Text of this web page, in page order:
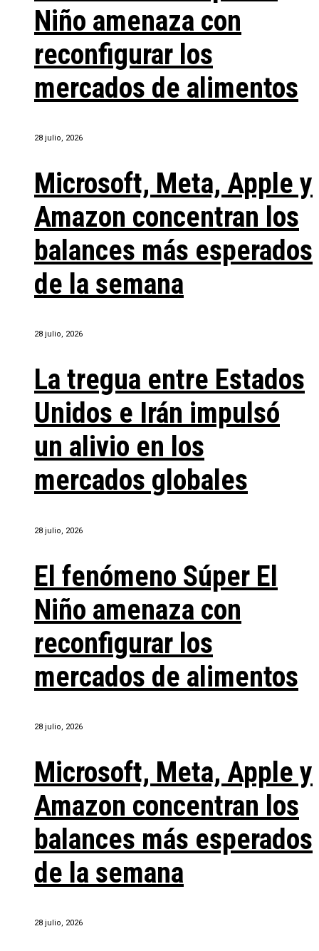
Niño amenaza con
reconfigurar los
mercados de alimentos
28 julio, 2026
Microsoft, Meta, Apple y
Amazon concentran los
balances más esperados
de la semana
28 julio, 2026
La tregua entre Estados
Unidos e Irán impulsó
un alivio en los
mercados globales
28 julio, 2026
El fenómeno Súper El
Niño amenaza con
reconfigurar los
mercados de alimentos
28 julio, 2026
Microsoft, Meta, Apple y
Amazon concentran los
balances más esperados
de la semana
28 julio, 2026